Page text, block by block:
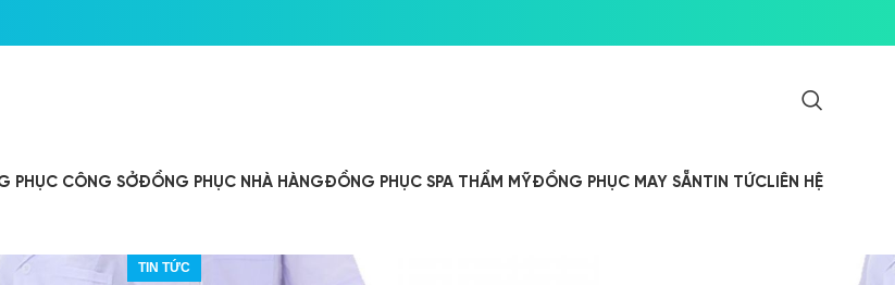
PHỤC CÔNG SỞĐỒNG PHỤC NHÀ HÀNGĐỒNG PHỤC SPA THẨM MỸĐỒNG PHỤC MAY SẴNTIN TỨCLIÊN HỆ
TIN TỨC